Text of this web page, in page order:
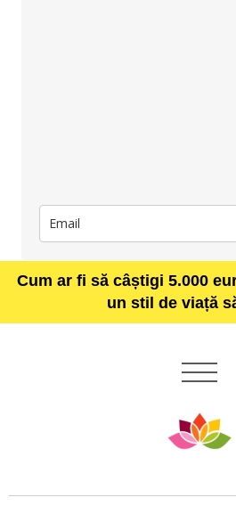
Cum ar fi să câștigi 5.000
un stil de viață